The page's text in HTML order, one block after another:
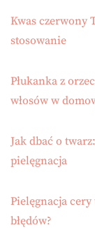
Kwas czerwony
stosowanie
Płukanka z
włosów w
Jak dbać o
pielęgnacja
Pielęgnacja
błędów?